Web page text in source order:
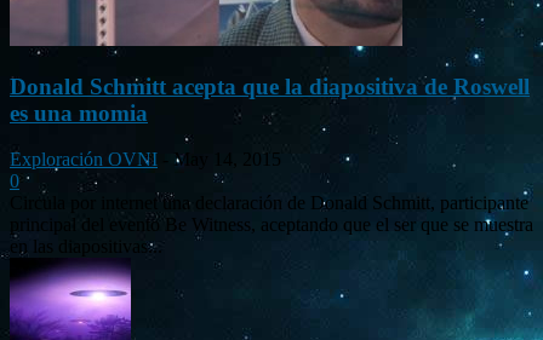
Donald Schmitt acepta que la diapositiva de Roswell
es una momia
Exploración OVNI
May 14, 2015
0
Circula por internet una declaración de Donald Schmitt, participante
principal del evento Be Witness, aceptando que el ser que se muestra
en las diapositivas...